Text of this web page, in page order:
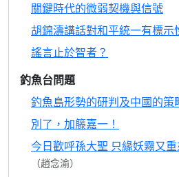
關鍵時代的微弱契機與信號
胡錦濤講話對和平統一有標示
謠言止於智者？
釣魚台問題
釣魚島形勢的研判及中國的策
別了，加籐嘉一！
今日歡呼孫大聖 只緣妖霧又重
（趙念渝）